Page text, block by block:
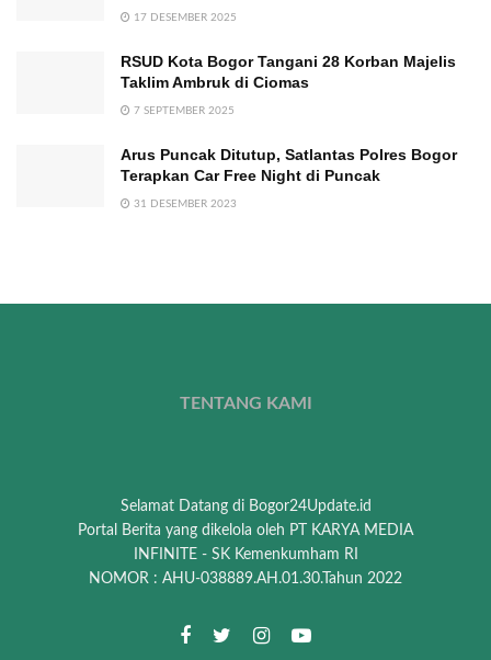
17 DESEMBER 2025
RSUD Kota Bogor Tangani 28 Korban Majelis
Taklim Ambruk di Ciomas
7 SEPTEMBER 2025
Arus Puncak Ditutup, Satlantas Polres Bogor
Terapkan Car Free Night di Puncak
31 DESEMBER 2023
TENTANG KAMI
Selamat Datang di Bogor24Update.id
Portal Berita yang dikelola oleh PT KARYA MEDIA
INFINITE - SK Kemenkumham RI
NOMOR : AHU-038889.AH.01.30.Tahun 2022